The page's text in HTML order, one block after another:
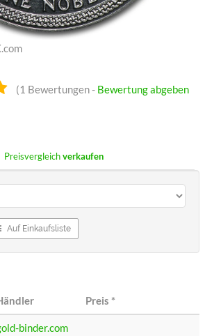
5.0
(1 Bewertungen - Bewertung abgeben
Preisvergleichverkaufen
Auf Einkaufsliste
Preis *
binder.com